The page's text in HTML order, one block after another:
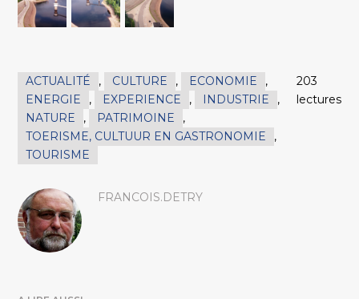
ACTUALITÉ , CULTURE , ECONOMIE
,
ENERGIE
, EXPERIENCE , INDUSTRIE
,
NATURE
, PATRIMOINE
,
TOERISME, CULTUUR EN GASTRONOMIE
,
TOURISME
203
lectures
FRANCOIS.DETRY